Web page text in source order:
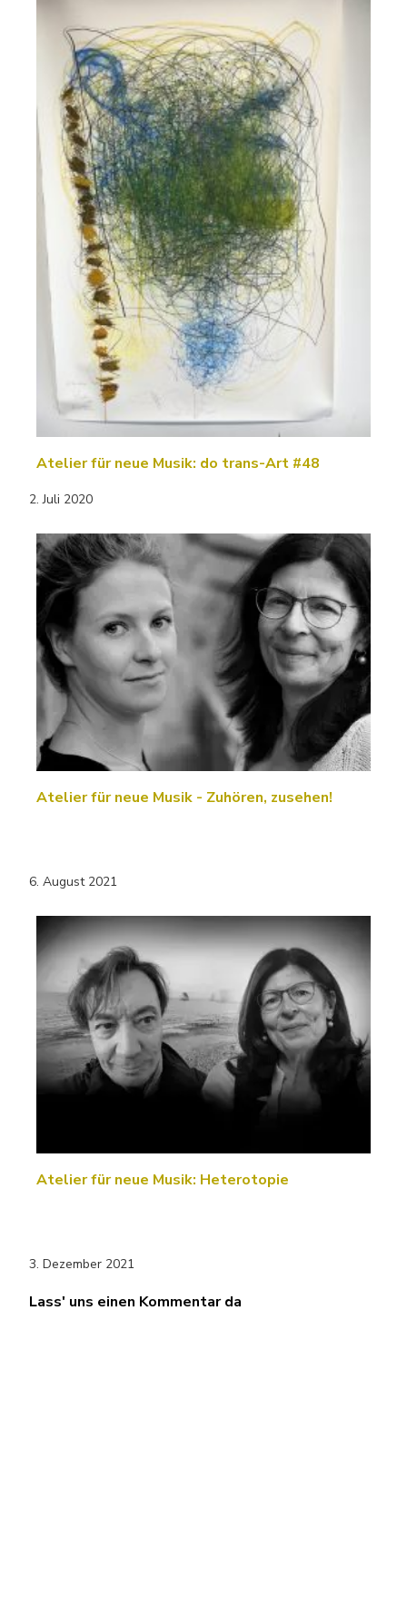
Atelier für neue Musik: do trans-Art #48
2. Juli 2020
Atelier für neue Musik - Zuhören, zusehen!
6. August 2021
Atelier für neue Musik: Heterotopie
3. Dezember 2021
Lass' uns einen Kommentar da